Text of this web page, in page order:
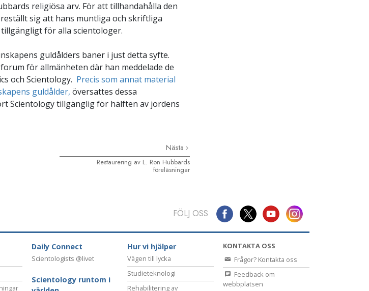
religiösa arv. För att tillhandahålla den
sig att hans muntliga och skriftliga
för alla scientologer.
guldålders baner i just detta syfte.
för allmänheten där han meddelade de
och Scientology. Precis som annat material
guldålder, översattes dessa
Scientology tillgänglig för hälften av jordens
Nästa
Restaurering av L. Ron Hubbards
föreläsningar
FÖLJ OSS
Daily Connect
Scientologists @livet
Scientology runtom i
Hur vi hjälper
Vägen till lycka
Studieteknologi
Rehabilitering av
KONTAKTA OSS
Frågor? Kontakta oss
Feedback om
webbplatsen